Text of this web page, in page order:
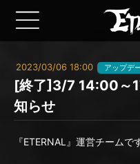
2023/03/06 18:00 アップデ
[終了]3/7 14:00～
知らせ
『ETERNAL』運営チームで